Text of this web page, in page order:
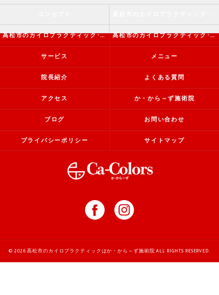
高松市のカイロプラクティック･か・から～ず施術院の評判 高松市のカイロプラクティック･か・から～ず施術院のお客様の声
サービス メニュー
院長紹介 よくある質問
アクセス か・から～ず施術院
ブログ お問い合わせ
プライバシーポリシー サイトマップ
© 2026 高松市のカイロプラクティックはか・から～ず施術院 ALL RIGHTS RESERVED.